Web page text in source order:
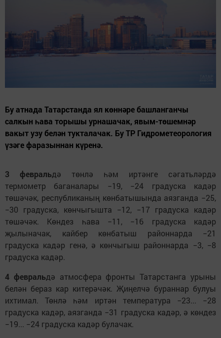
Бу атнада Татарстанда ял көннәре башланганчы
салкын һава торышы урнашачак, явым-төшемнәр
вакыт узу белән тукталачак. Бу ТР Гидрометеорология
үзәге фаразыннан күренә.
3 февральдә төнлә һәм иртәнге сәгатьләрдә
термометр баганалары −19, −24 градуска кадәр
төшәчәк, республиканың көнбатышында аязганда −25,
−30 градуска, көнчыгышта −12, −17 градуска кадәр
төшәчәк. Көндез һава −11, −16 градуска кадәр
җылыначак, кайбер көнбатыш районнарда −21
градуска кадәр генә, ә көнчыгыш районнарда −3, −8
градуска кадәр.
4 февральдә атмосфера фронты Татарстанга урыны
белән бераз кар китерәчәк. Җиңелчә бураннар булуы
ихтимал. Төнлә һәм иртән температура −23... −28
градуска кадәр, аязганда −31 градуска кадәр, ә көндез
−19... −24 градуска кадәр булачак.